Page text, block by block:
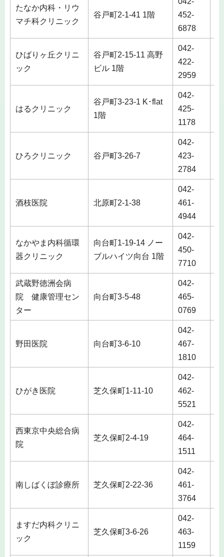
たなか内科・リウ
マチ科クリニック
谷戸町2-1-41 1階
452-
6878
ひばりヶ丘クリニ
ック
谷戸町2-15-11 高野
ビル 1階
042-
422-
2959
はるクリニック
谷戸町3-23-1 K･flat
1階
042-
425-
1178
ひろクリニック 谷戸町3-26-7
042-
423-
2784
酒枝医院 北原町2-1-38
042-
461-
4944
なかやま内科循環
器クリニック
向台町1-19-14 ノー
ブルハイツ向台 1階
042-
450-
7710
武蔵野徳洲会病
院 健康管理セン
ター
向台町3-5-48
042-
465-
0769
野田医院 向台町3-6-10
042-
467-
1810
ひがき医院 芝久保町1-11-10
042-
462-
5521
西東京中央総合病
院
芝久保町2-4-19
042-
464-
1511
南しばくぼ診療所 芝久保町2-22-36
042-
461-
3764
ますだ内科クリニ
ック
芝久保町3-6-26
042-
463-
1159